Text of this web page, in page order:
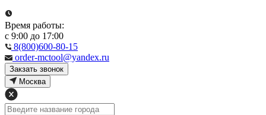
Время работы:
с 9:00 до 17:00
8(800)600-80-15
order-mctool@yandex.ru
Закзать звонок
Москва